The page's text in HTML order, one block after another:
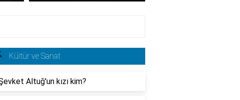
Kültür ve Sanat
Altuğ'un kızı kim?